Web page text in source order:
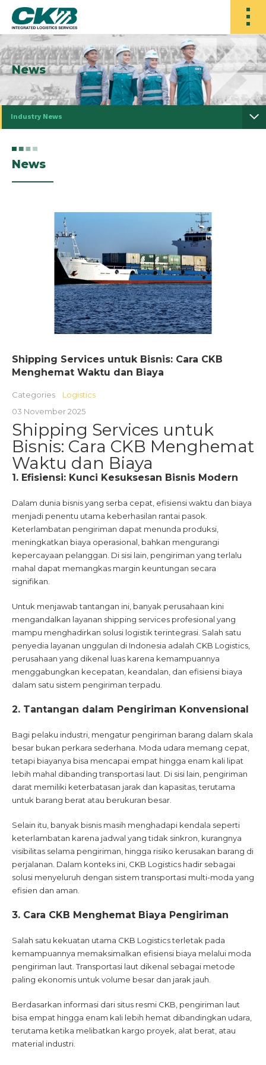
News
Industry News
News
Shipping Services untuk Bisnis: Cara CKB
Menghemat Waktu dan Biaya
Categories
Logistics
03 November 2025
Shipping Services untuk
Bisnis: Cara CKB Menghemat
Waktu dan Biaya
1. Efisiensi: Kunci Kesuksesan Bisnis Modern
Dalam dunia bisnis yang serba cepat, efisiensi waktu dan biaya
menjadi penentu utama keberhasilan rantai pasok.
Keterlambatan pengiriman dapat menunda produksi,
meningkatkan biaya operasional, bahkan mengurangi
kepercayaan pelanggan. Di sisi lain, pengiriman yang terlalu
mahal dapat memangkas margin keuntungan secara
signifikan.
Untuk menjawab tantangan ini, banyak perusahaan kini
mengandalkan layanan shipping services profesional yang
mampu menghadirkan solusi logistik terintegrasi. Salah satu
penyedia layanan unggulan di Indonesia adalah CKB Logistics,
perusahaan yang dikenal luas karena kemampuannya
menggabungkan kecepatan, keandalan, dan efisiensi biaya
dalam satu sistem pengiriman terpadu.
2. Tantangan dalam Pengiriman Konvensional
Bagi pelaku industri, mengatur pengiriman barang dalam skala
besar bukan perkara sederhana. Moda udara memang cepat,
tetapi biayanya bisa mencapai empat hingga enam kali lipat
lebih mahal dibanding transportasi laut. Di sisi lain, pengiriman
darat memiliki keterbatasan jarak dan kapasitas, terutama
untuk barang berat atau berukuran besar.
Selain itu, banyak bisnis masih menghadapi kendala seperti
keterlambatan karena jadwal yang tidak sinkron, kurangnya
visibilitas selama pengiriman, hingga risiko kerusakan barang di
perjalanan. Dalam konteks ini, CKB Logistics hadir sebagai
solusi menyeluruh dengan sistem transportasi multi-moda yang
efisien dan aman.
3. Cara CKB Menghemat Biaya Pengiriman
Salah satu kekuatan utama CKB Logistics terletak pada
kemampuannya memaksimalkan efisiensi biaya melalui moda
pengiriman laut. Transportasi laut dikenal sebagai metode
paling ekonomis untuk volume besar dan jarak jauh.
Berdasarkan informasi dari situs resmi CKB, pengiriman laut
bisa empat hingga enam kali lebih hemat dibandingkan udara,
terutama ketika melibatkan kargo proyek, alat berat, atau
material industri.